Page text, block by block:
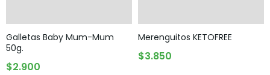
Galletas Baby Mum-Mum
50g.
$2.900
Merenguitos KETOFREE
$3.850